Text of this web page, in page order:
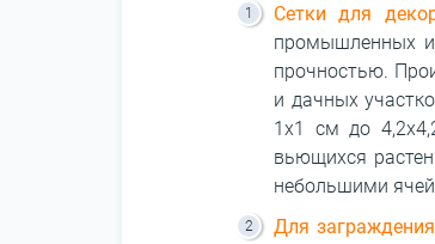
Сетки для
промышленных и
прочностью.
и дачных
1х1 см до
вьющихся
небольшими
Для